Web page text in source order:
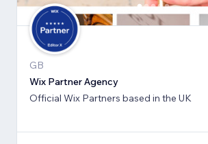
GB
Wix Partner Agency
Official Wix Partners based in the UK